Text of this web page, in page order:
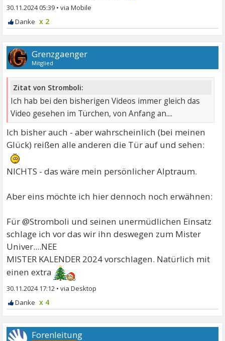
30.11.2024 05:39 •
x 2
Grenzgaenger
Mitglied
Zitat von Stromboli:
Ich hab bei den bisherigen Videos immer gleich das
Video gesehen im Türchen, von Anfang an....
Ich bisher auch - aber wahrscheinlich (bei meinen
Glück) reißen alle anderen die Tür auf und sehen:
NICHTS - das wäre mein persönlicher Alptraum.
Aber eins möchte ich hier dennoch noch erwähnen:
Für @Stromboli und seinen unermüdlichen Einsatz
schlage ich vor das wir ihn deswegen zum Mister
Univer....NEE
MISTER KALENDER 2024 vorschlagen. Natürlich mit
einen extra
30.11.2024 17:12 •
x 4
Forenleitung